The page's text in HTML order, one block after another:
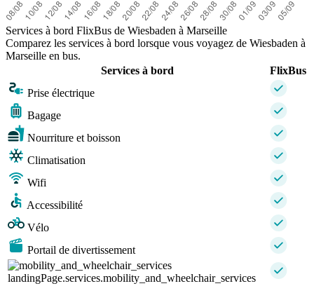
Services à bord FlixBus de Wiesbaden à Marseille
Comparez les services à bord lorsque vous voyagez de Wiesbaden à
Marseille en bus.
Services à bord
FlixBus
Prise électrique
Bagage
Nourriture et boisson
Climatisation
Wifi
Accessibilité
Vélo
Portail de divertissement
landingPage.services.mobility_and_wheelchair_services